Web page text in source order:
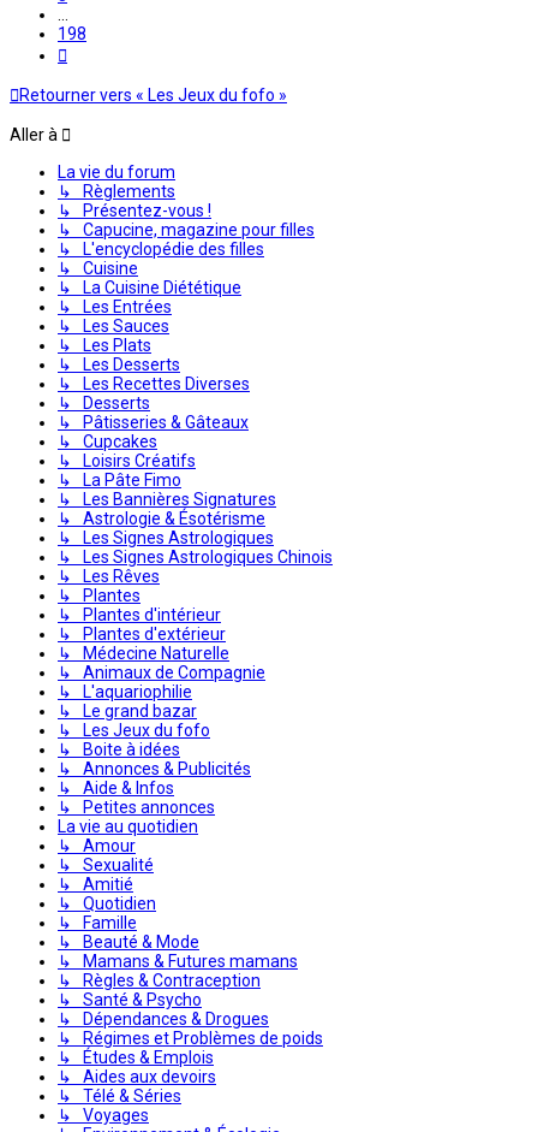
198
Retourner vers « Les Jeux du fofo »
Aller à
La vie du forum
↳ Règlements
↳ Présentez-vous !
↳ Capucine, magazine pour filles
↳ L'encyclopédie des filles
↳ Cuisine
↳ La Cuisine Diététique
↳ Les Entrées
↳ Les Sauces
↳ Les Plats
↳ Les Desserts
↳ Les Recettes Diverses
↳ Desserts
↳ Pâtisseries & Gâteaux
↳ Cupcakes
↳ Loisirs Créatifs
↳ La Pâte Fimo
↳ Les Bannières Signatures
↳ Astrologie & Ésotérisme
↳ Les Signes Astrologiques
↳ Les Signes Astrologiques Chinois
↳ Les Rêves
↳ Plantes
↳ Plantes d'intérieur
↳ Plantes d'extérieur
↳ Médecine Naturelle
↳ Animaux de Compagnie
↳ L'aquariophilie
↳ Le grand bazar
↳ Les Jeux du fofo
↳ Boite à idées
↳ Annonces & Publicités
↳ Aide & Infos
↳ Petites annonces
La vie au quotidien
↳ Amour
↳ Sexualité
↳ Amitié
↳ Quotidien
↳ Famille
↳ Beauté & Mode
↳ Mamans & Futures mamans
↳ Règles & Contraception
↳ Santé & Psycho
↳ Dépendances & Drogues
↳ Régimes et Problèmes de poids
↳ Études & Emplois
↳ Aides aux devoirs
↳ Télé & Séries
↳ Voyages